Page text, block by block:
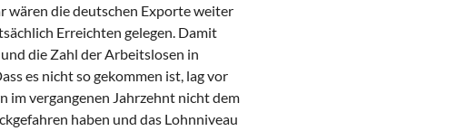
wären die deutschen Exporte weiter
Erreichten gelegen. Damit
die Zahl der Arbeitslosen in
es nicht so gekommen ist, lag vor
im vergangenen Jahrzehnt nicht dem
haben und das Lohnniveau